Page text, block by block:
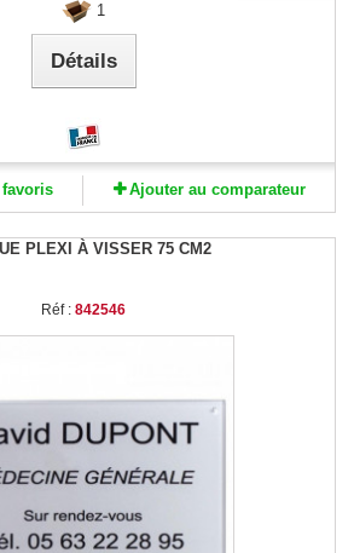
1
Détails
Ajouter au comparateur
PLEXI À VISSER 75 CM2
Réf : 842546